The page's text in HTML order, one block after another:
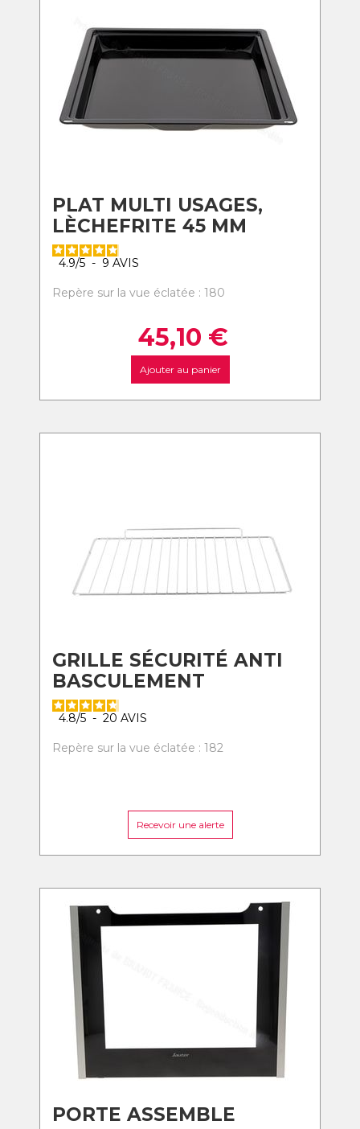
PLAT MULTI USAGES,
LÈCHEFRITE 45 MM
4.9/5 - 9 AVIS
Repère sur la vue éclatée : 180
45,10 €
Ajouter au panier
GRILLE SÉCURITÉ ANTI
BASCULEMENT
4.8/5 - 20 AVIS
Repère sur la vue éclatée : 182
Recevoir une alerte
PORTE ASSEMBLE